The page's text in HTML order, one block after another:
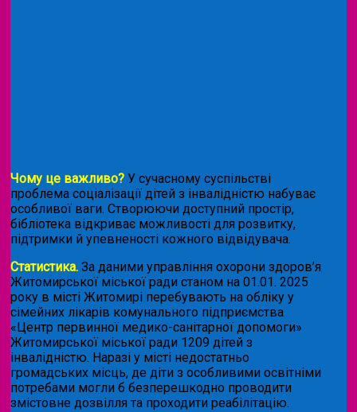
Чому це важливо? У сучасному суспільстві
проблема соціалізації дітей з інвалідністю набуває
особливої ваги. Створюючи доступний простір,
бібліотека відкриває можливості для розвитку,
підтримки й упевненості кожного відвідувача.
Статистика. За даними управління охорони здоров’я
Житомирської міської ради станом на 01.01. 2025
року в місті Житомирі перебувають на обліку у
сімейних лікарів комунального підприємства
«Центр первинної медико-санітарної допомоги»
Житомирської міської ради 1209 дітей з
інвалідністю. Наразі у місті недостатньо
громадських місць, де діти з особливими освітніми
потребами могли б безперешкодно проводити
змістовне дозвілля та проходити реабілітацію.